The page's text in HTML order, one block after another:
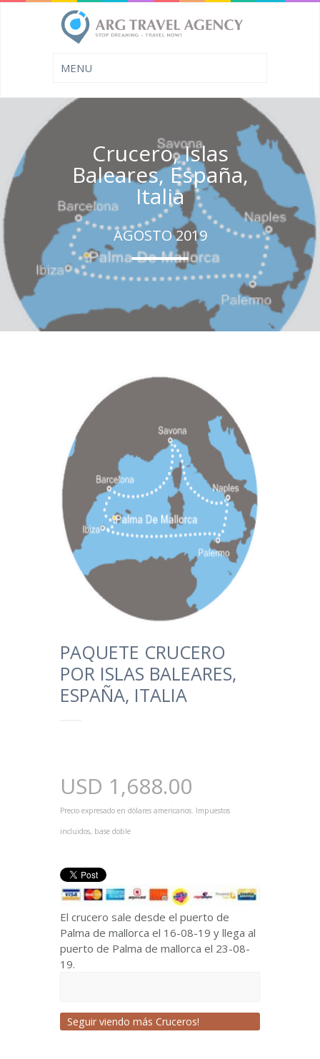
Crucero, Islas
Baleares, España,
Italia
AGOSTO 2019
PAQUETE CRUCERO
POR ISLAS BALEARES,
ESPAÑA, ITALIA
USD 1,688.00
Precio expresado en dólares americanos. Impuestos
incluidos, base doble
El crucero sale desde el puerto de
Palma de mallorca el 16-08-19 y llega al
puerto de Palma de mallorca el 23-08-
19.
Seguir viendo más Cruceros!